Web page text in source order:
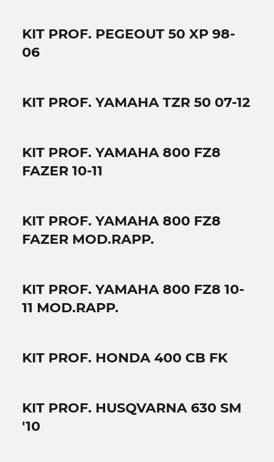
KIT PROF. PEGEOUT 50 XP 98-
06
KIT PROF. YAMAHA TZR 50 07-12
KIT PROF. YAMAHA 800 FZ8
FAZER 10-11
KIT PROF. YAMAHA 800 FZ8
FAZER MOD.RAPP.
KIT PROF. YAMAHA 800 FZ8 10-
11 MOD.RAPP.
KIT PROF. HONDA 400 CB FK
KIT PROF. HUSQVARNA 630 SM
'10